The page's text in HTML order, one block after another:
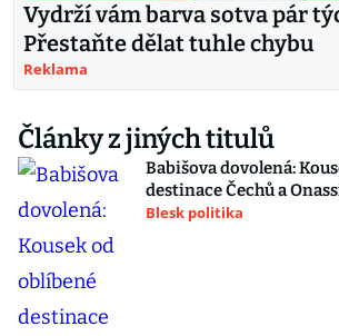
Vydrží vám barva sotva pár
Přestaňte dělat tuhle chybu
Reklama
Články z jiných titulů
Babišova dovolená:
destinace Čechů a
Blesk politika